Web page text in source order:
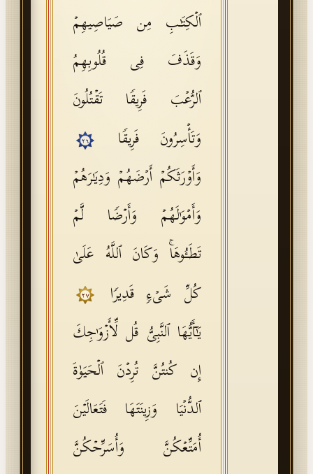
ٱلۡكِتَـٰبِ مِن صَیَاصِیهِمۡ
وَقَذَفَ فِی قُلُوبِهِمُ
ٱلرُّعۡبَ فَرِیقࣰا تَقۡتُلُونَ
وَتَأۡسِرُونَ فَرِیقࣰا
٢٦
وَأَوۡرَثَكُمۡ أَرۡضَهُمۡ وَدِیَـٰرَهُمۡ
وَأَمۡوَ ٰ⁠لَهُمۡ وَأَرۡضࣰا لَّمۡ
تَطَـُٔوهَاۚ وَكَانَ ٱللَّهُ عَلَىٰ
كُلِّ شَیۡءࣲ قَدِیرࣰا
٢٧
یَـٰۤأَیُّهَا ٱلنَّبِیُّ قُل لِّأَزۡوَ ٰ⁠جِكَ
إِن كُنتُنَّ تُرِدۡنَ ٱلۡحَیَوٰةَ
ٱلدُّنۡیَا وَزِینَتَهَا فَتَعَالَیۡنَ
أُمَتِّعۡكُنَّ وَأُسَرِّحۡكُنَّ